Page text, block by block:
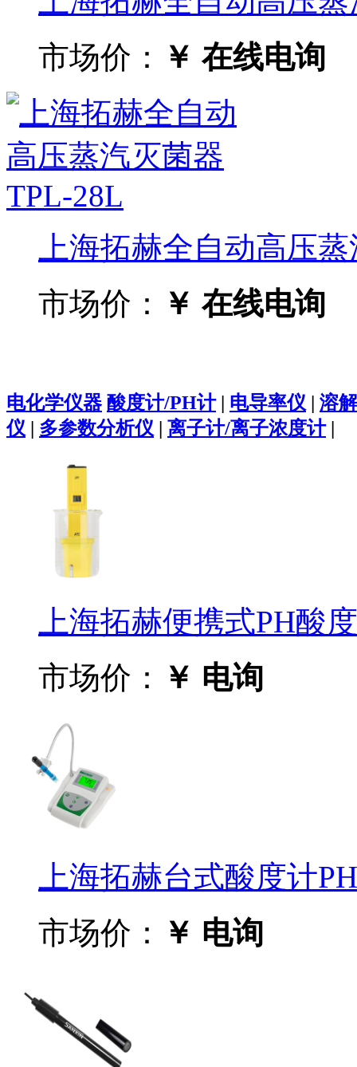
市场价：
￥ 在线电询
上海拓赫全自动高压
市场价：
￥ 在线电询
电化学仪器 酸度计/PH计| 电导率仪 | 溶
仪 | 多参数分析仪 | 离子计/离子浓度计|
上海拓赫便携式PH酸
市场价：
￥ 电询
上海拓赫台式酸度计
市场价：
￥ 电询